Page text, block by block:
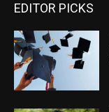
EDITOR PICKS